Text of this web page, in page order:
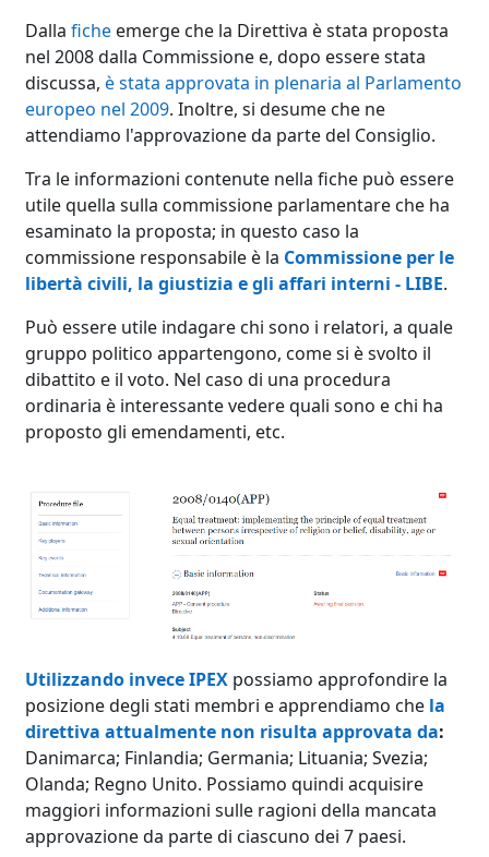
Dalla fiche emerge che la Direttiva è stata proposta
nel 2008 dalla Commissione e, dopo essere stata
discussa, è stata approvata in plenaria al Parlamento
europeo nel 2009. Inoltre, si desume che ne
attendiamo l'approvazione da parte del Consiglio.
Tra le informazioni contenute nella fiche può essere
utile quella sulla commissione parlamentare che ha
esaminato la proposta; in questo caso la
commissione responsabile è la Commissione per le
libertà civili, la giustizia e gli affari interni - LIBE.
Può essere utile indagare chi sono i relatori, a quale
gruppo politico appartengono, come si è svolto il
dibattito e il voto. Nel caso di una procedura
ordinaria è interessante vedere quali sono e chi ha
proposto gli emendamenti, etc.
Utilizzando invece IPEX possiamo approfondire la
posizione degli stati membri e apprendiamo che la
direttiva attualmente non risulta approvata da:
Danimarca; Finlandia; Germania; Lituania; Svezia;
Olanda; Regno Unito. Possiamo quindi acquisire
maggiori informazioni sulle ragioni della mancata
approvazione da parte di ciascuno dei 7 paesi.